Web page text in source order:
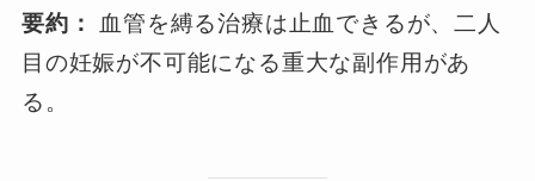
要約：
血管を縛る治療は止血できるが、二人
目の妊娠が不可能になる重大な副作用があ
る。